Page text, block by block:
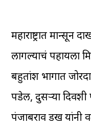
महाराष्ट्रात
लागल्याचं पहायला
बहुतांश भागात
पडेल, दुसऱ्या
पंजाबराव डख यांनी